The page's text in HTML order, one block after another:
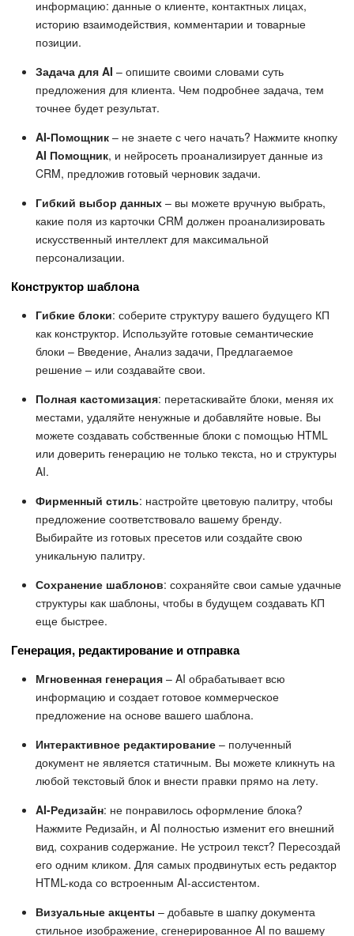
информацию: данные о клиенте, контактных лицах,
историю взаимодействия, комментарии и товарные
позиции.
Задача для AI – опишите своими словами суть
предложения для клиента. Чем подробнее задача, тем
точнее будет результат.
AI-Помощник – не знаете с чего начать? Нажмите кнопку
AI Помощник, и нейросеть проанализирует данные из
CRM, предложив готовый черновик задачи.
Гибкий выбор данных – вы можете вручную выбрать,
какие поля из карточки CRM должен проанализировать
искусственный интеллект для максимальной
персонализации.
Конструктор шаблона
Гибкие блоки: соберите структуру вашего будущего КП
как конструктор. Используйте готовые семантические
блоки – Введение, Анализ задачи, Предлагаемое
решение – или создавайте свои.
Полная кастомизация: перетаскивайте блоки, меняя их
местами, удаляйте ненужные и добавляйте новые. Вы
можете создавать собственные блоки с помощью HTML
или доверить генерацию не только текста, но и структуры
AI.
Фирменный стиль: настройте цветовую палитру, чтобы
предложение соответствовало вашему бренду.
Выбирайте из готовых пресетов или создайте свою
уникальную палитру.
Сохранение шаблонов: сохраняйте свои самые удачные
структуры как шаблоны, чтобы в будущем создавать КП
еще быстрее.
Генерация, редактирование и отправка
Мгновенная генерация – AI обрабатывает всю
информацию и создает готовое коммерческое
предложение на основе вашего шаблона.
Интерактивное редактирование – полученный
документ не является статичным. Вы можете кликнуть на
любой текстовый блок и внести правки прямо на лету.
AI-Редизайн: не понравилось оформление блока?
Нажмите Редизайн, и AI полностью изменит его внешний
вид, сохранив содержание. Не устроил текст? Пересоздай
его одним кликом. Для самых продвинутых есть редактор
HTML-кода со встроенным AI-ассистентом.
Визуальные акценты – добавьте в шапку документа
стильное изображение, сгенерированное AI по вашему